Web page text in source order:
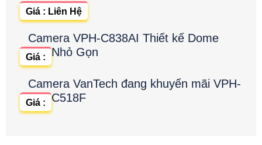
Giá : Liên Hệ
Camera VPH-C838AI Thiết kế Dome
Nhỏ Gọn
Giá :
Camera VanTech đang khuyến mãi VPH-
C518F
Giá :